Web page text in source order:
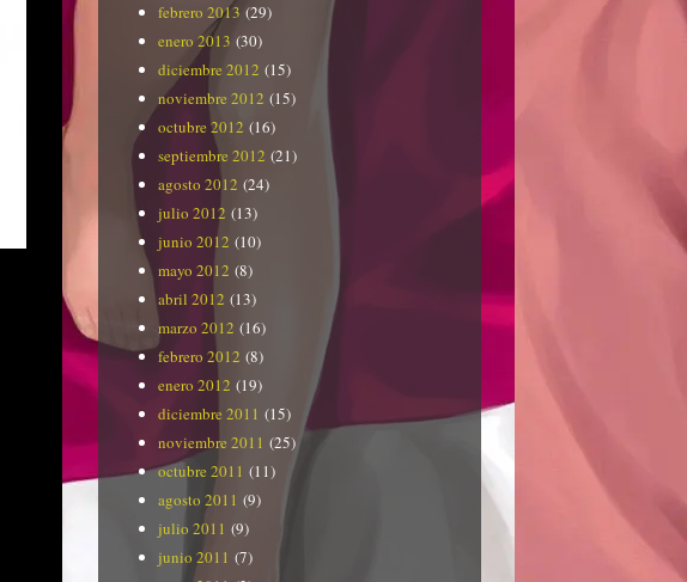
febrero 2013 (29)
enero 2013 (30)
diciembre 2012 (15)
noviembre 2012 (15)
octubre 2012 (16)
septiembre 2012 (21)
agosto 2012 (24)
julio 2012 (13)
junio 2012 (10)
mayo 2012 (8)
abril 2012 (13)
marzo 2012 (16)
febrero 2012 (8)
enero 2012 (19)
diciembre 2011 (15)
noviembre 2011 (25)
octubre 2011 (11)
agosto 2011 (9)
julio 2011 (9)
junio 2011 (7)